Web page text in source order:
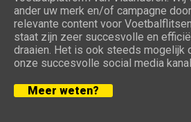
ander uw merk en/of campagne
relevante content voor
staat zijn zeer succesvolle en
draaien. Het is ook steeds mogelijk
onze succesvolle social media
Meer weten?